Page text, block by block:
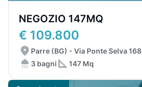
NEGOZIO 147MQ
€ 109.800
Parre (BG) - Via Ponte Selva 168
3 bagni
147 Mq